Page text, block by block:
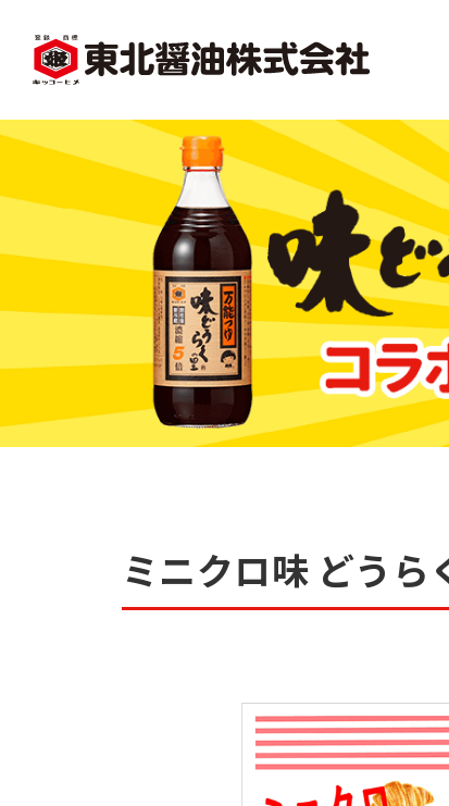
味どうらくの里 かくし味
レシピ
沿革
facebook X1
ミニクロ味 どうら